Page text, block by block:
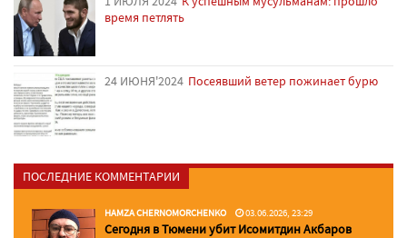
время петлять
24 ИЮНЯ'2024 Посеявший ветер пожинает бурю
ПОСЛЕДНИЕ КОММЕНТАРИИ
HAMZA CHERNOMORCHENKO 03.06.2026, 23:29
Сегодня в Тюмени убит Исомитдин Акбаров